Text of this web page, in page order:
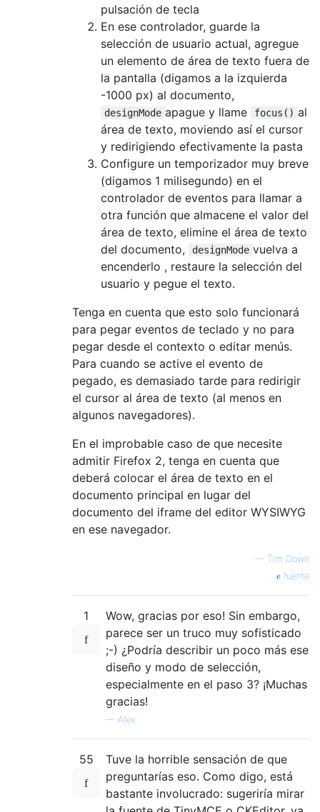
pulsación de tecla
En ese controlador, guarde la
selección de usuario actual, agregue
un elemento de área de texto fuera de
la pantalla (digamos a la izquierda
-1000 px) al documento,
designMode apague y llame focus() al
área de texto, moviendo así el cursor
y redirigiendo efectivamente la pasta
Configure un temporizador muy breve
(digamos 1 milisegundo) en el
controlador de eventos para llamar a
otra función que almacene el valor del
área de texto, elimine el área de texto
del documento,
designMode vuelva a
encenderlo , restaure la selección del
usuario y pegue el texto.
Tenga en cuenta que esto solo funcionará
para pegar eventos de teclado y no para
pegar desde el contexto o editar menús.
Para cuando se active el evento de
pegado, es demasiado tarde para redirigir
el cursor al área de texto (al menos en
algunos navegadores).
En el improbable caso de que necesite
admitir Firefox 2, tenga en cuenta que
deberá colocar el área de texto en el
documento principal en lugar del
documento del iframe del editor WYSIWYG
en ese navegador.
— Tim Down
fuente
1
Wow, gracias por eso! Sin embargo,
parece ser un truco muy sofisticado
;-) ¿Podría describir un poco más ese
diseño y modo de selección,
especialmente en el paso 3? ¡Muchas
gracias!
— Alex
55
Tuve la horrible sensación de que
preguntarías eso. Como digo, está
bastante involucrado: sugeriría mirar